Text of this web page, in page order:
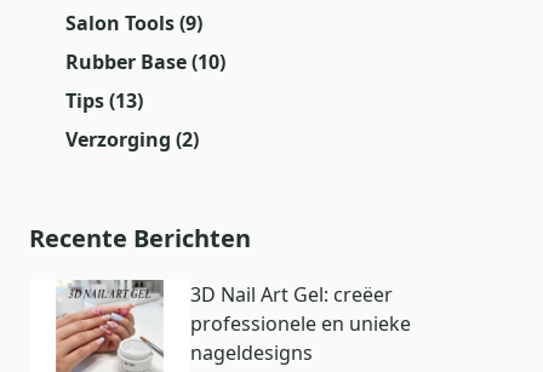
Salon Tools(9)
Rubber Base(10)
Tips(13)
Verzorging (2)
Recente Berichten
3D Nail Art Gel: creëer
professionele en unieke
nageldesigns